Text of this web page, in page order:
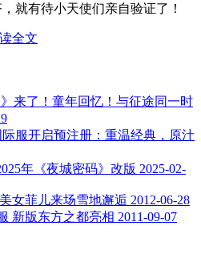
就有待小天使们亲自验证了！
全文
来了！童年回忆！与征途同一时
服开启预注册：重温经典，原汁
年《夜城密码》改版 2025-02-
女菲儿来场雪地邂逅 2012-06-28
新版东方之都亮相 2011-09-07